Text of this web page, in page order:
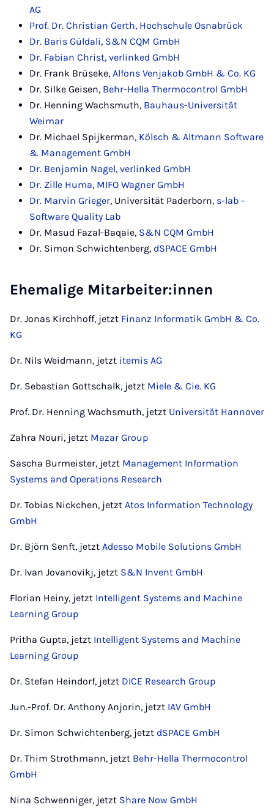
AG
Prof. Dr. Christian Gerth, Hochschule Osnabrück
Dr. Baris Güldali, S&N CQM GmbH
Dr. Fabian Christ, verlinked GmbH
Dr. Frank Brüseke, Alfons Venjakob GmbH & Co. KG
Dr. Silke Geisen, Behr-Hella Thermocontrol GmbH
Dr. Henning Wachsmuth, Bauhaus-Universität
Weimar
Dr. Michael Spijkerman, Kölsch & Altmann Software
& Management GmbH
Dr. Benjamin Nagel, verlinked GmbH
Dr. Zille Huma, MIFO Wagner GmbH
Dr. Marvin Grieger, Universität Paderborn, s-lab -
Software Quality Lab
Dr. Masud Fazal-Baqaie, S&N CQM GmbH
Dr. Simon Schwichtenberg, dSPACE GmbH
Ehemalige Mitarbeiter:innen
Dr. Jonas Kirchhoff, jetzt Finanz Informatik GmbH & Co.
KG
Dr. Nils Weidmann, jetzt itemis AG
Dr. Sebastian Gottschalk, jetzt Miele & Cie. KG
Prof. Dr. Henning Wachsmuth, jetzt Universität Hannover
Zahra Nouri, jetzt Mazar Group
Sascha Burmeister, jetzt Management Information
Systems and Operations Research
Dr. Tobias Nickchen, jetzt Atos Information Technology
GmbH
Dr. Björn Senft, jetzt Adesso Mobile Solutions GmbH
Dr. Ivan Jovanovikj, jetzt S&N Invent GmbH
Florian Heiny, jetzt Intelligent Systems and Machine
Learning Group
Pritha Gupta, jetzt Intelligent Systems and Machine
Learning Group
Dr. Stefan Heindorf, jetzt DICE Research Group
Jun.-Prof. Dr. Anthony Anjorin, jetzt IAV GmbH
Dr. Simon Schwichtenberg, jetzt dSPACE GmbH
Dr. Thim Strothmann, jetzt Behr-Hella Thermocontrol
GmbH
Nina Schwenniger, jetzt Share Now GmbH